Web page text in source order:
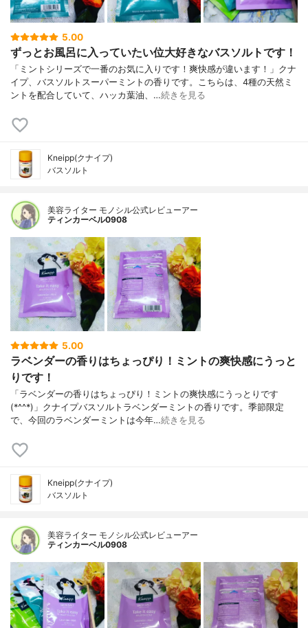
5.00
ずっとお風呂に入っていたい位大好きなバスソルトです！
「ミントシリーズで一番のお気に入りです！爽快感が違います！」クナ
イプ、バスソルトスーパーミントの香りです。こちらは、4種の天然ミ
ントを配合していて、ハッカ葉油、…続きを見る
Kneipp(クナイプ)
バスソルト
美容ライター モノシル公式レビューアー
ティンカーベル0908
5.00
ラベンダーの香りはちょっぴり！ミントの爽快感にうっと
りです！
「ラベンダーの香りはちょっぴり！ミントの爽快感にうっとりです
(*^^*)」クナイプバスソルトラベンダーミントの香りです。季節限定
で、今回のラベンダーミントは今年…続きを見る
Kneipp(クナイプ)
バスソルト
美容ライター モノシル公式レビューアー
ティンカーベル0908